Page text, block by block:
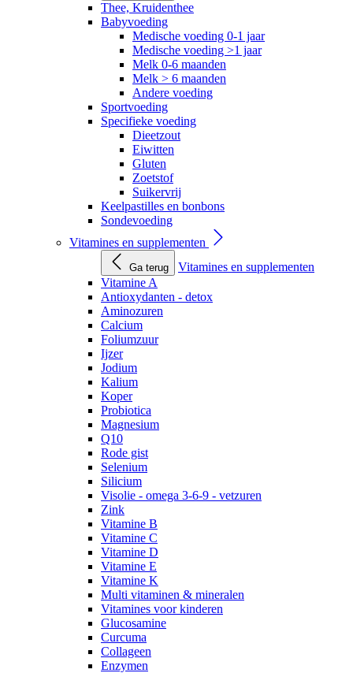
Thee, Kruidenthee
Babyvoeding
Medische voeding 0-1 jaar
Medische voeding >1 jaar
Melk 0-6 maanden
Melk > 6 maanden
Andere voeding
Sportvoeding
Specifieke voeding
Dieetzout
Eiwitten
Gluten
Zoetstof
Suikervrij
Keelpastilles en bonbons
Sondevoeding
Vitamines en supplementen
Ga terug
Vitamines en supplementen
Vitamine A
Antioxydanten - detox
Aminozuren
Calcium
Foliumzuur
Ijzer
Jodium
Kalium
Koper
Probiotica
Magnesium
Q10
Rode gist
Selenium
Silicium
Visolie - omega 3-6-9 - vetzuren
Zink
Vitamine B
Vitamine C
Vitamine D
Vitamine E
Vitamine K
Multi vitaminen & mineralen
Vitamines voor kinderen
Glucosamine
Curcuma
Collageen
Enzymen